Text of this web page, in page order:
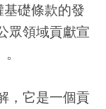
基礎條款的發
眾領域貢獻宣
，它是一個貢